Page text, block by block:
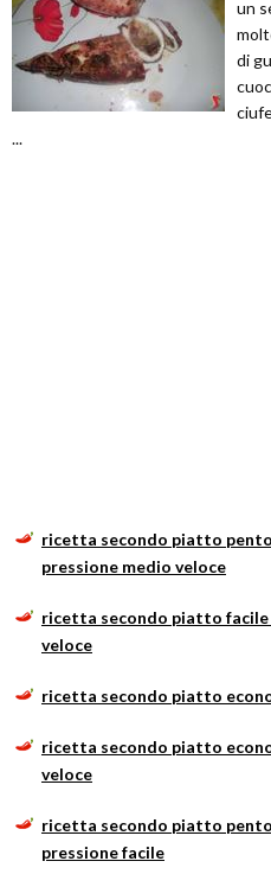
un
di
...
ricetta secondo piatto
pressione medio veloce
ricetta secondo piatto facile
veloce
ricetta secondo piatto
ricetta secondo piatto
veloce
ricetta secondo piatto
pressione facile